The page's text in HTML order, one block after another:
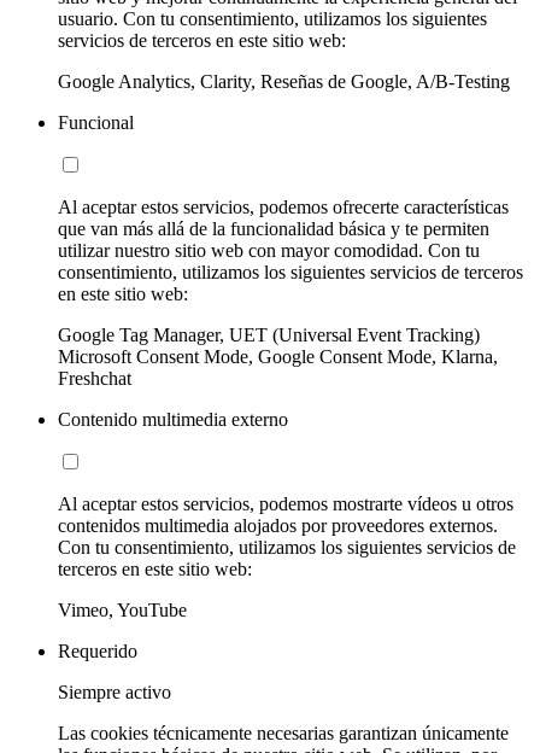
usuario. Con tu consentimiento, utilizamos los siguientes
servicios de terceros en este sitio web:
Google Analytics, Clarity, Reseñas de Google, A/B-Testing
Funcional
Al aceptar estos servicios, podemos ofrecerte características
que van más allá de la funcionalidad básica y te permiten
utilizar nuestro sitio web con mayor comodidad. Con tu
consentimiento, utilizamos los siguientes servicios de terceros
en este sitio web:
Google Tag Manager, UET (Universal Event Tracking)
Microsoft Consent Mode, Google Consent Mode, Klarna,
Freshchat
Contenido multimedia externo
Al aceptar estos servicios, podemos mostrarte vídeos u otros
contenidos multimedia alojados por proveedores externos.
Con tu consentimiento, utilizamos los siguientes servicios de
terceros en este sitio web:
Vimeo, YouTube
Requerido
Siempre activo
Las cookies técnicamente necesarias garantizan únicamente